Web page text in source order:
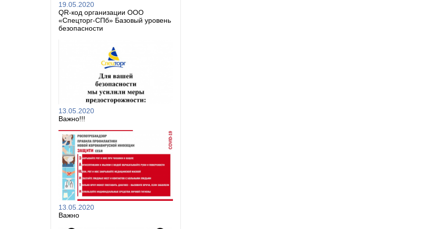
19.05.2020
QR-код организации ООО
«Спецторг-СПб» Базовый уровень
безопасности
13.05.2020
Важно!!!
13.05.2020
Важно